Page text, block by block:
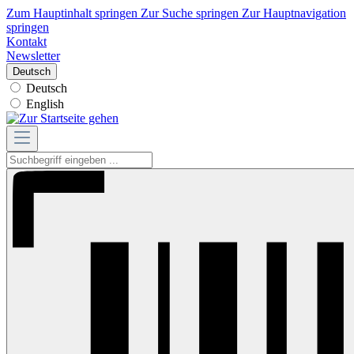
Zum Hauptinhalt springen Zur Suche springen Zur Hauptnavigation
springen
Kontakt
Newsletter
Deutsch
Deutsch
English